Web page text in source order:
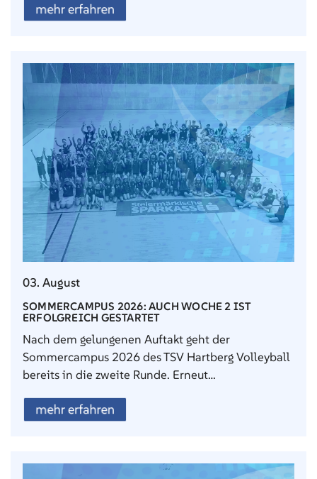
mehr erfahren
03. August
SOMMERCAMPUS 2026: AUCH WOCHE 2 IST
ERFOLGREICH GESTARTET
Nach dem gelungenen Auftakt geht der
Sommercampus 2026 des TSV Hartberg Volleyball
bereits in die zweite Runde. Erneut…
mehr erfahren